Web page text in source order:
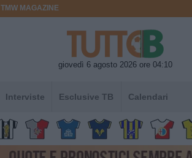
TMW MAGAZINE
giovedì 6 agosto 2026 ore 04:10
Interviste Esclusive TB Calendari